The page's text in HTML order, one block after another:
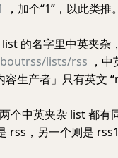
，加个“1”，以此类推。
的名字里中英夹杂
lists/rss ，
容生产者」只有英文
个中英夹杂 list 都有
rss，另一个则是